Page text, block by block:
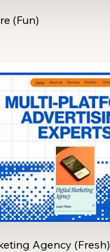
(Fun)
Agency (Fresh)